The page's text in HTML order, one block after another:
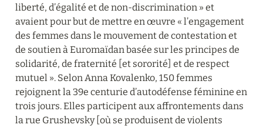
liberté, d’égalité et de non-discrimination » et
avaient pour but de mettre en œuvre « l’engagement
des femmes dans le mouvement de contestation et
de soutien à Euromaïdan basée sur les principes de
solidarité, de fraternité [et sororité] et de respect
mutuel ». Selon Anna Kovalenko, 150 femmes
rejoignent la 39e centurie d’autodéfense féminine en
trois jours. Elles participent aux affrontements dans
la rue Grushevsky [où se produisent de violents